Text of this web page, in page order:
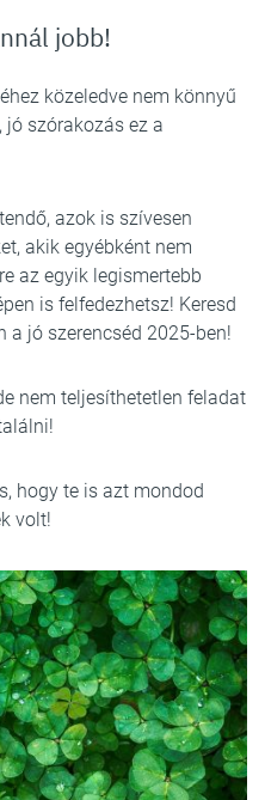
jobb!
közeledve nem könnyű
jó szórakozás ez a
azok is szívesen
akik egyébként nem
az egyik legismertebb
is felfedezhetsz! Keresd
a jó szerencséd 2025-ben!
nem teljesíthetetlen feladat
hogy te is azt mondod
volt!